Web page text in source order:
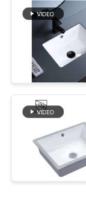
de
Ada